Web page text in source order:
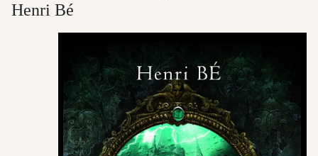
Henri Bé